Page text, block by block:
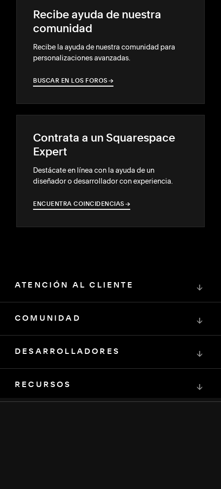
Recibe ayuda de nuestra
comunidad
Recibe la ayuda de nuestra comunidad para
personalizaciones avanzadas.
BUSCAR EN LOS FOROS →
→
Contrata a un Squarespace
Expert
Destácate en línea con la ayuda de un
diseñador o desarrollador con experiencia.
ENCUENTRA COINCIDENCIAS →
→
ATENCIÓN AL CLIENTE ↓
COMUNIDAD ↓
DESARROLLADORES ↓
RECURSOS ↓